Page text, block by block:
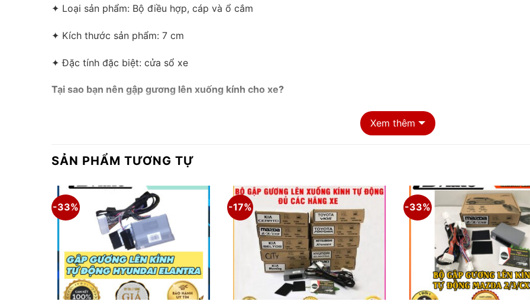
✦ Loại sản phẩm: Bộ điều hợp, cáp và ổ cắm
✦ Kích thước sản phẩm: 7 cm
✦ Đặc tính đặc biệt: cửa sổ xe
Tại sao bạn nên gập gương lên xuống kính cho xe?
Xem thêm
SẢN PHẨM TƯƠNG TỰ
-33% -17% -33%